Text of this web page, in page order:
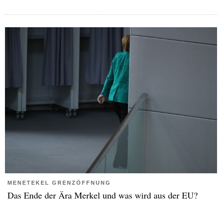
MENETEKEL GRENZÖFFNUNG
Das Ende der Ära Merkel und was wird aus der EU?